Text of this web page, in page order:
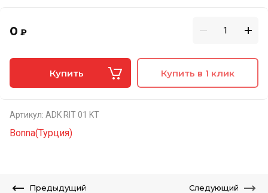
0 ₽
Купить Купить в 1 клик
Артикул: ADK RIT 01 KT
Bonna(Турция)
Предыдущий Следующий